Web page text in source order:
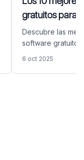
gratuitos para
archivos con
2026
Descubre las
software gratuito
con estas
6 oct 2025